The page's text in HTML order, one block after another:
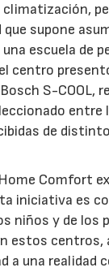
climatización,
que supone
escuela de
centro
S-COOL,
entre
de
Comfort
iniciativa es
niños y de los
estos centros,
a una realidad